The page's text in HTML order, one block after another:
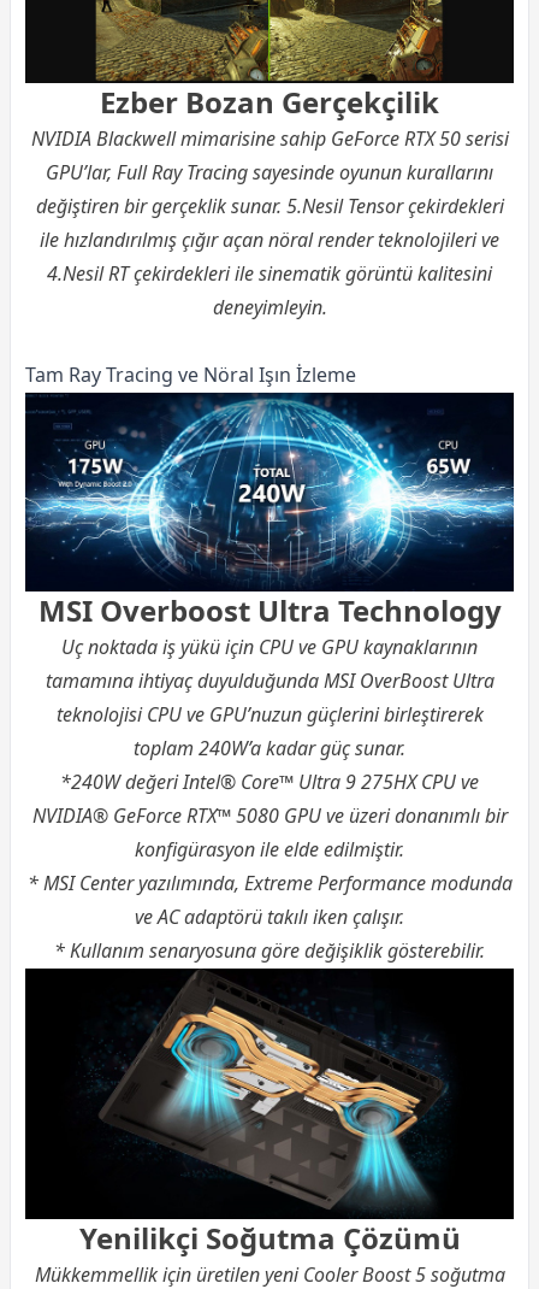
Ezber Bozan Gerçekçilik
NVIDIA Blackwell mimarisine sahip GeForce RTX 50 serisi
GPU’lar, Full Ray Tracing sayesinde oyunun kurallarını
değiştiren bir gerçeklik sunar. 5.Nesil Tensor çekirdekleri
ile hızlandırılmış çığır açan nöral render teknolojileri ve
4.Nesil RT çekirdekleri ile sinematik görüntü kalitesini
deneyimleyin.
Tam Ray Tracing ve Nöral Işın İzleme
MSI Overboost Ultra Technology
Uç noktada iş yükü için CPU ve GPU kaynaklarının
tamamına ihtiyaç duyulduğunda MSI OverBoost Ultra
teknolojisi CPU ve GPU’nuzun güçlerini birleştirerek
toplam 240W’a kadar güç sunar.
*240W değeri Intel® Core™ Ultra 9 275HX CPU ve
NVIDIA® GeForce RTX™ 5080 GPU ve üzeri donanımlı bir
konfigürasyon ile elde edilmiştir.
* MSI Center yazılımında, Extreme Performance modunda
ve AC adaptörü takılı iken çalışır.
* Kullanım senaryosuna göre değişiklik gösterebilir.
Yenilikçi Soğutma Çözümü
Mükkemmellik için üretilen yeni Cooler Boost 5 soğutma